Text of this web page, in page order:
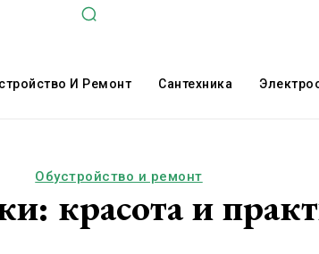
И Ремонт Сантехника
Обустройство и ремонт
красота и